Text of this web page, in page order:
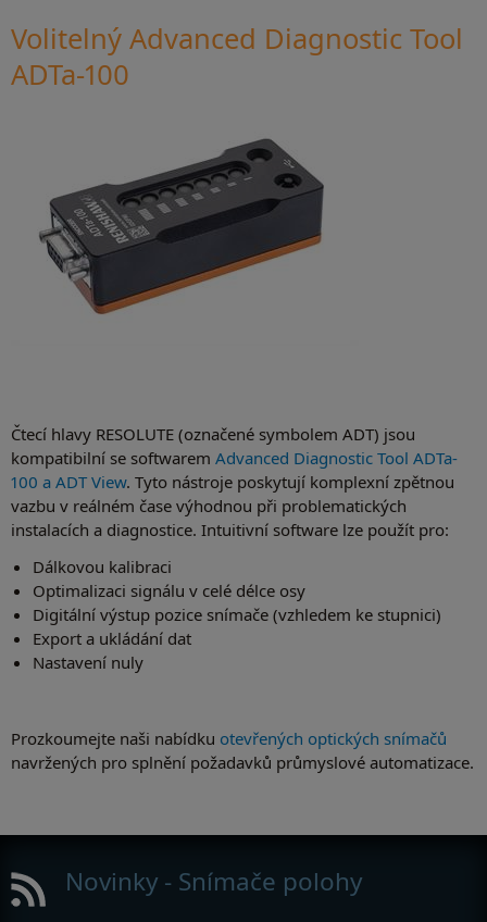
Volitelný Advanced Diagnostic Tool
ADTa-100
Čtecí hlavy RESOLUTE (označené symbolem ADT) jsou
kompatibilní se softwarem Advanced Diagnostic Tool ADTa-
100 a ADT View. Tyto nástroje poskytují komplexní zpětnou
vazbu v reálném čase výhodnou při problematických
instalacích a diagnostice. Intuitivní software lze použít pro:
Dálkovou kalibraci
Optimalizaci signálu v celé délce osy
Digitální výstup pozice snímače (vzhledem ke stupnici)
Export a ukládání dat
Nastavení nuly
Prozkoumejte naši nabídku otevřených optických snímačů
navržených pro splnění požadavků průmyslové automatizace.
Novinky - Snímače polohy